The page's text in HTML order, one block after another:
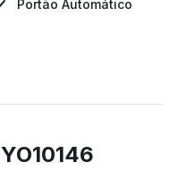
Portão Automático
YO10146